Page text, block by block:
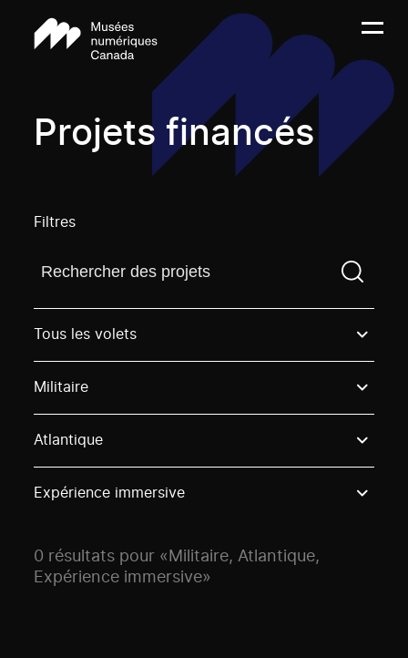
Projets financés
Filtres
Trouvez un projetVous devez saisir un terme de
Tous les volets
Militaire
Atlantique
Expérience immersive
0 résultats pour «Militaire, Atlantique,
Expérience immersive»